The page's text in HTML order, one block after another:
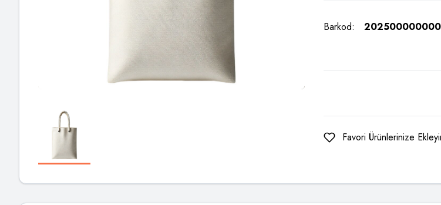
Barkod:
Favori Ürünlerinize